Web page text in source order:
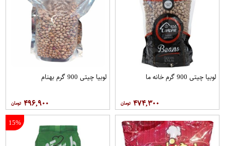
لوبیا چیتی 900 گرم خانه ما
۴۷۴,۳۰۰
لوبیا چیتی 900 گرم بهنام
۴۹۶,۹۰۰
15%